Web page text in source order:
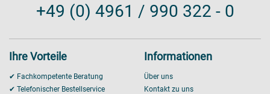
+49 (0) 4961 / 990 322 - 0
Ihre Vorteile
✔ Fachkompetente Beratung
✔ Telefonischer Bestellservice
Informationen
Über uns
Kontakt zu uns